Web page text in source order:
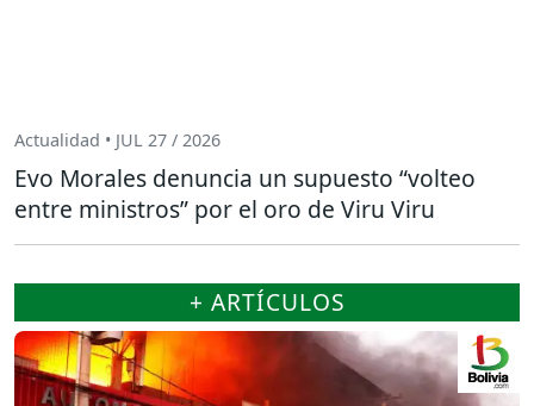
Actualidad • JUL 27 / 2026
Evo Morales denuncia un supuesto “volteo
entre ministros” por el oro de Viru Viru
+ ARTÍCULOS